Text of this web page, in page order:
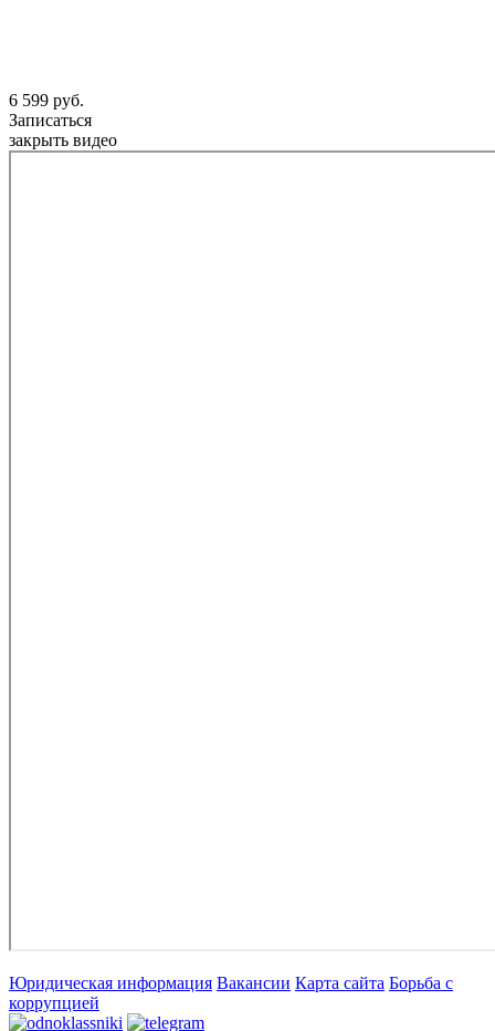
6 599 руб.
Записаться
закрыть видео
Юридическая информация Вакансии Карта сайта Борьба с
коррупцией